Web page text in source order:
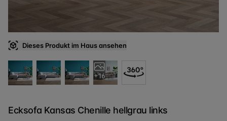
Dieses Produkt im Haus ansehen
+16
Ecksofa Kansas Chenille hellgrau links